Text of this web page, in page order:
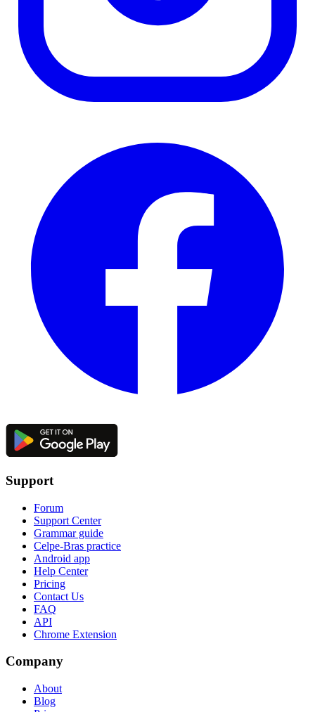
Support
Forum
Support Center
Grammar guide
Celpe-Bras practice
Android app
Help Center
Pricing
Contact Us
FAQ
API
Chrome Extension
Company
About
Blog